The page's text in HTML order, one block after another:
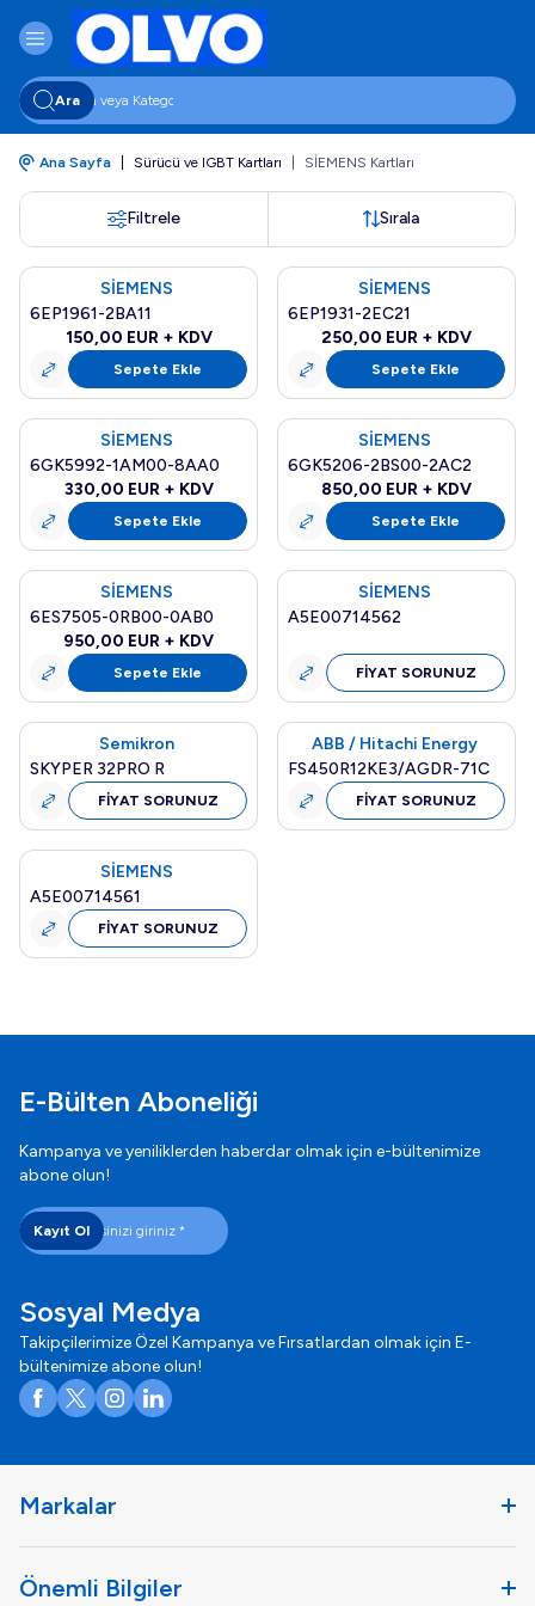
Ara
Ana Sayfa Sürücü ve IGBT Kartları SİEMENS Kartları
Filtrele Sırala
SİEMENS
6EP1961-2BA11
150,00 EUR + KDV
Sepete Ekle
SİEMENS
6EP1931-2EC21
250,00 EUR + KDV
Sepete Ekle
SİEMENS
6GK5992-1AM00-8AA0
330,00 EUR + KDV
Sepete Ekle
SİEMENS
6GK5206-2BS00-2AC2
850,00 EUR + KDV
Sepete Ekle
SİEMENS
6ES7505-0RB00-0AB0
950,00 EUR + KDV
Sepete Ekle
Yurt Dışı Teslim
Stoktan Teslim
SİEMENS
A5E00714562
FİYAT SORUNUZ
Semikron
SKYPER 32PRO R
FİYAT SORUNUZ
YeniABB / Hitachi Energy
FS450R12KE3/AGDR-71C
FİYAT SORUNUZ
Yurt Dışı TeslimSİEMENS
A5E00714561
FİYAT SORUNUZ
E-Bülten Aboneliği
Kampanya ve yeniliklerden haberdar olmak için e-bültenimize
abone olun!
Kayıt Ol
Sosyal Medya
Takipçilerimize Özel Kampanya ve Fırsatlardan olmak için E-
bültenimize abone olun!
Facebook
X Instagram
LinkedIn
Markalar
Önemli Bilgiler